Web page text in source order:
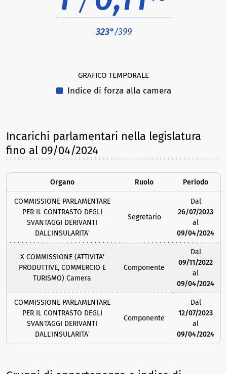
323°/399
GRAFICO TEMPORALE
Indice di forza alla camera
Incarichi parlamentari nella legislatura
fino al 09/04/2024
Organo Ruolo Periodo
COMMISSIONE PARLAMENTARE
PER IL CONTRASTO DEGLI
SVANTAGGI DERIVANTI
DALL'INSULARITA'
Segretario
Dal
26/07/2023
al
09/04/2024
X COMMISSIONE (ATTIVITA'
PRODUTTIVE, COMMERCIO E
TURISMO) Camera
Componente
Dal
09/11/2022
al
09/04/2024
COMMISSIONE PARLAMENTARE
PER IL CONTRASTO DEGLI
SVANTAGGI DERIVANTI
DALL'INSULARITA'
Componente
Dal
12/07/2023
al
09/04/2024